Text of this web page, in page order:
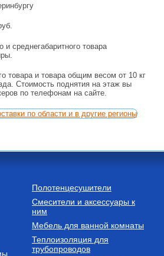
и среднегабаритного товара
товара и товара общим весом от 10 кг
Стоимость поднятия на этаж вы
по телефонам на сайте.
по области и в другие регионы
Полотенцесушители
Смесители и аксессуары к
ним
Мебель для ванной комнаты
Теплоизоляция для
трубопроводов